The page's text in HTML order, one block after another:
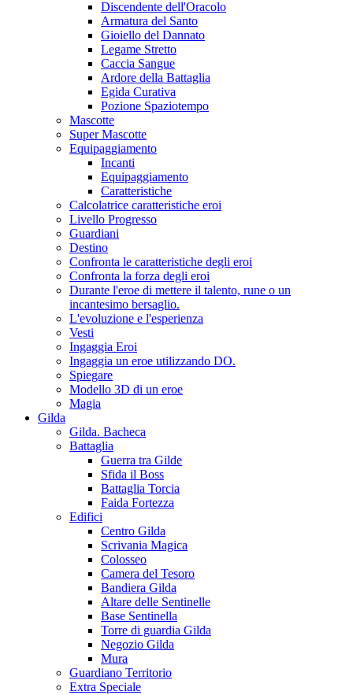
Discendente dell'Oracolo
Armatura del Santo
Gioiello del Dannato
Legame Stretto
Caccia Sangue
Ardore della Battaglia
Egida Curativa
Pozione Spaziotempo
Mascotte
Super Mascotte
Equipaggiamento
Incanti
Equipaggiamento
Caratteristiche
Calcolatrice caratteristiche eroi
Livello Progresso
Guardiani
Destino
Confronta le caratteristiche degli eroi
Confronta la forza degli eroi
Durante l'eroe di mettere il talento, rune o un
incantesimo bersaglio.
L'evoluzione e l'esperienza
Vesti
Ingaggia Eroi
Ingaggia un eroe utilizzando DO.
Spiegare
Modello 3D di un eroe
Magia
Gilda
Gilda. Bacheca
Battaglia
Guerra tra Gilde
Sfida il Boss
Battaglia Torcia
Faida Fortezza
Edifici
Centro Gilda
Scrivania Magica
Colosseo
Camera del Tesoro
Bandiera Gilda
Altare delle Sentinelle
Base Sentinella
Torre di guardia Gilda
Negozio Gilda
Mura
Guardiano Territorio
Extra Speciale